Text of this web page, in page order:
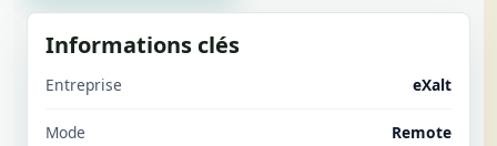
Informations clés
Entreprise eXalt
Mode Remote